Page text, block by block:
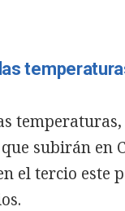
subirán en
el tercio este